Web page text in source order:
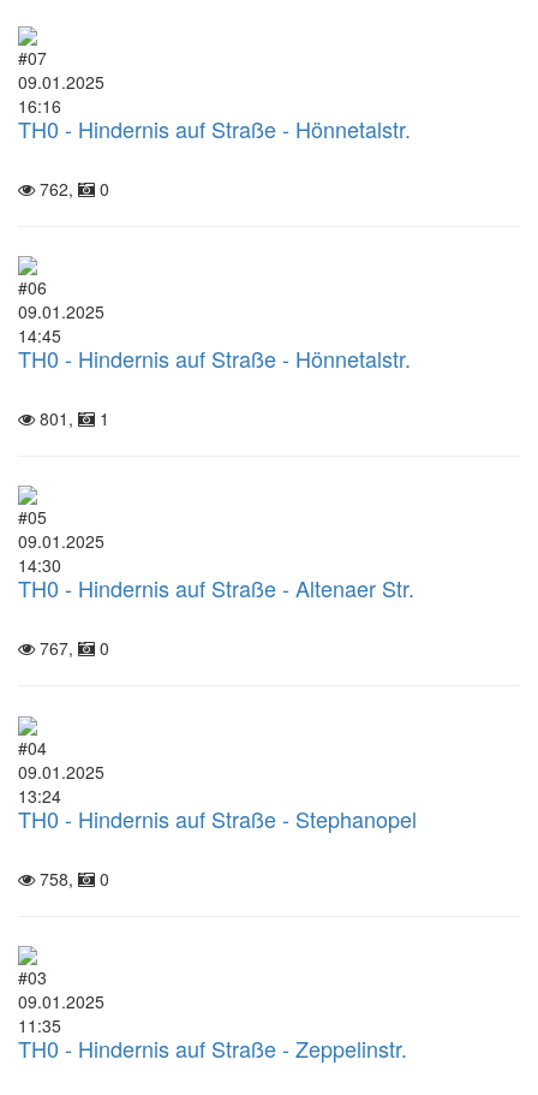
#07
09.01.2025
16:16
TH0 - Hindernis auf Straße - Hönnetalstr.
762, 0
#06
09.01.2025
14:45
TH0 - Hindernis auf Straße - Hönnetalstr.
801, 1
#05
09.01.2025
14:30
TH0 - Hindernis auf Straße - Altenaer Str.
767, 0
#04
09.01.2025
13:24
TH0 - Hindernis auf Straße - Stephanopel
758, 0
#03
09.01.2025
11:35
TH0 - Hindernis auf Straße - Zeppelinstr.